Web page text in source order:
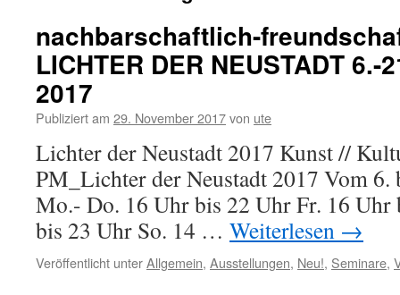
nachbarschaftlich-
LICHTER DER NEUSTADT 6.-
2017
Publiziert am 29. November 2017von ute
Lichter der Neustadt 2017 Kunst //
PM_Lichter der Neustadt 2017 Vom 6.
Mo.- Do. 16 Uhr bis 22 Uhr Fr. 16 Uhr
bis 23 Uhr So. 14 … Weiterlesen →
Veröffentlicht unterAllgemein, Ausstellungen, Neu!, Seminare,